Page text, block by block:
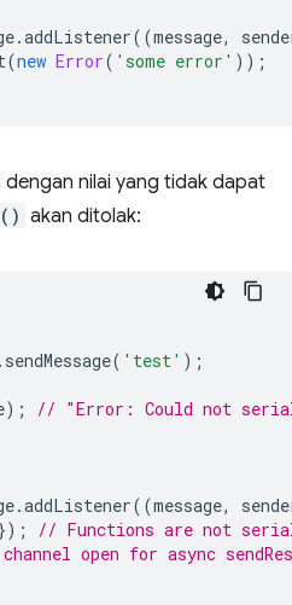
.addListener((message,
(new Error( 'some error' ));
nilai yang tidak dapat
akan ditolak:
. sendMessage( 'test' );
);
// "Error: Could not
.addListener((message,
// Functions are not
open for async